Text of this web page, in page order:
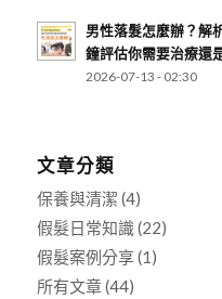
男性落髮怎麼辦？解
鐘評估你需要治療還
2026-07-13 - 02:30
文章分類
保養與清潔 (4)
假髮日常知識(22)
假髮案例分享(1)
所有文章(44)